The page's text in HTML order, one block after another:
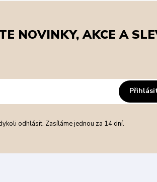
NOVINKY, AKCE A
odhlásit. Zasíláme jednou za 14 dní.